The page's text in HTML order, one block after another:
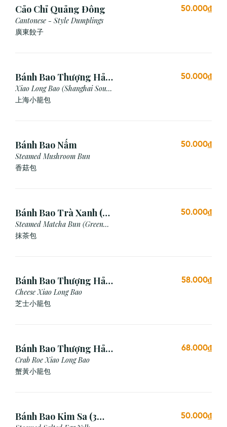
Cảo Chỉ Quảng Đông
Cantonese - Style Dumplings
廣東餃⼦
50.000₫
Bánh Bao Thượng Hải
(3 Viên)
Xiao Long Bao (Shanghai Soup
Dumpling)
上海小籠包
50.000₫
Bánh Bao Nấm
Steamed Mushroom Bun
香菇包
50.000₫
Bánh Bao Trà Xanh (3
Cái)
Steamed Matcha Bun (Green
Tea Bun)
抹茶包
50.000₫
Bánh Bao Thượng Hải
Phô Mai (3 Viên)
Cheese Xiao Long Bao
芝士小籠包
58.000₫
Bánh Bao Thượng Hải
Gạch Cua (3 Viên)
Crab Roe Xiao Long Bao
蟹黃小籠包
68.000₫
Bánh Bao Kim Sa (3
50.000₫